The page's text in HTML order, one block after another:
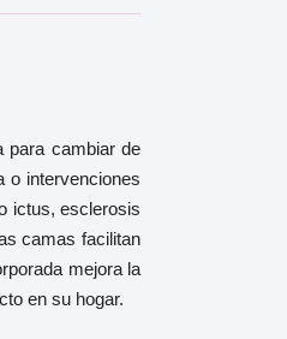
para cambiar de
o intervenciones
ictus, esclerosis
camas facilitan
mejora la
en su hogar.